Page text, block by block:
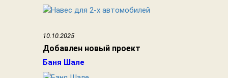
10.10.2025
Добавлен новый проект
Баня Шале